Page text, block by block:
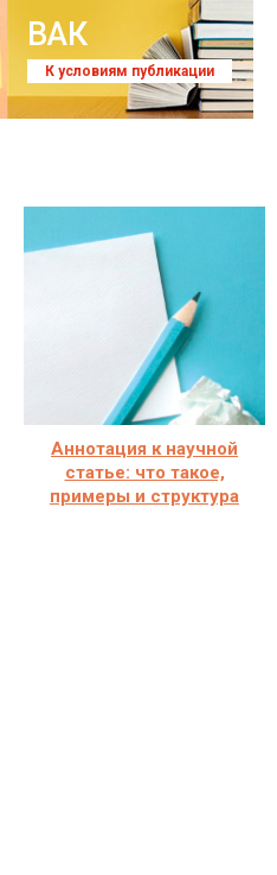
ВАК
К условиям публикации
Аннотация к научной
статье: что такое,
примеры и структура